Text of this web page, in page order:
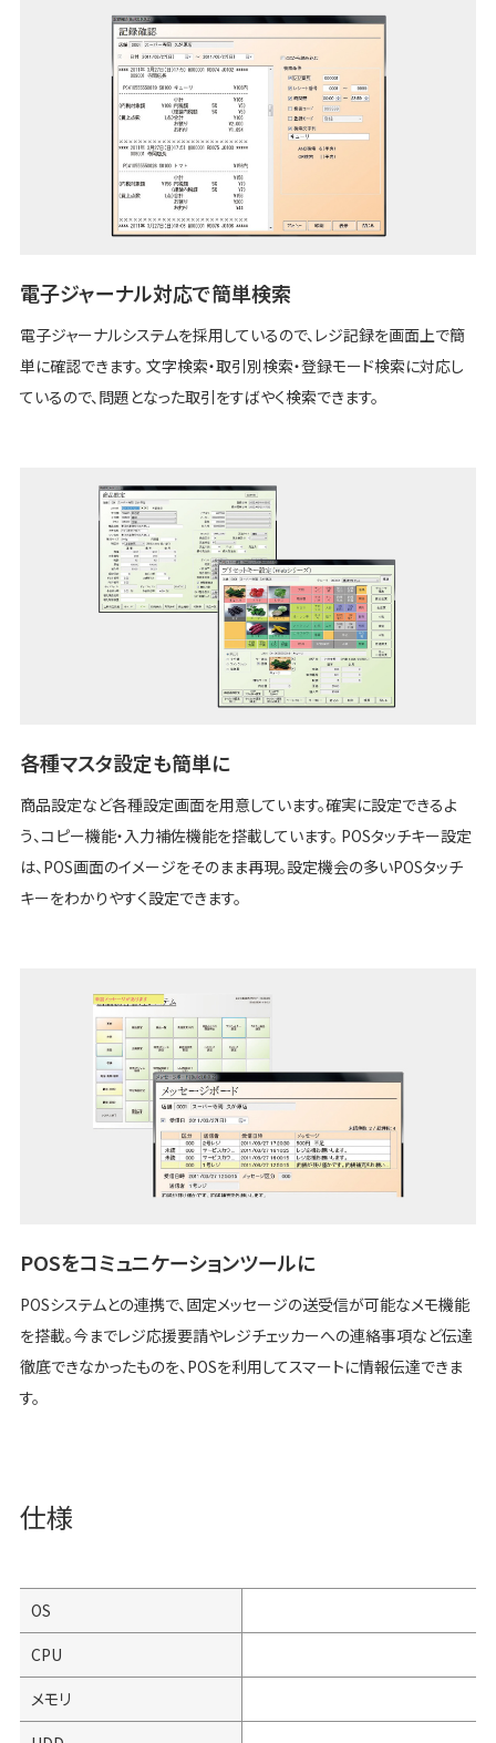
電子ジャーナル対応で簡単検索
電子ジャーナルシステムを採用しているので、レジ記録を画面上で簡
単に確認できます。 文字検索・取引別検索・登録モード検索に対応し
ているので、問題となった取引をすばやく検索できます。
各種マスタ設定も簡単に
商品設定など各種設定画面を用意しています。確実に設定できるよ
う、コピー機能・入力補佐機能を搭載しています。 POSタッチキー設定
は、POS画面のイメージをそのまま再現。設定機会の多いPOSタッチ
キーをわかりやすく設定できます。
POSをコミュニケーションツールに
POSシステムとの連携で、固定メッセージの送受信が可能なメモ機能
を搭載。今までレジ応援要請やレジチェッカーへの連絡事項など伝達
徹底できなかったものを、POSを利用してスマートに情報伝達できま
す。
仕様
OS
CPU
メモリ